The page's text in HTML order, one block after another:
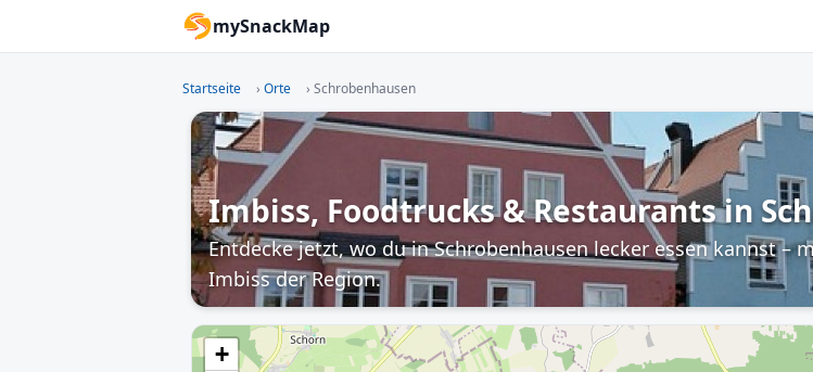
mySnackMap
Startseite › Orte › Schrobenhausen
Imbiss, Foodtrucks & Restaurants in
Entdecke jetzt, wo du in Schrobenhausen lecker essen kannst –
Imbiss der Region.
+